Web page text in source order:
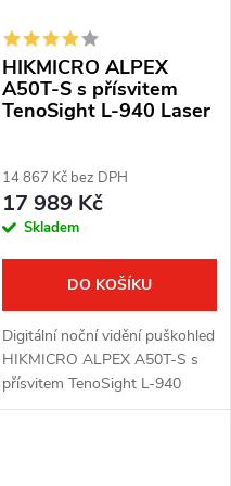
HIKMICRO ALPEX
A50T-S s přísvitem
TenoSight L-940 Laser
14 867 Kč bez DPH
17 989 Kč
Skladem
DO KOŠÍKU
Digitální noční vidění puškohled
HIKMICRO ALPEX A50T-S s
přísvitem TenoSight L-940
Laser. Režim den/noc - přes